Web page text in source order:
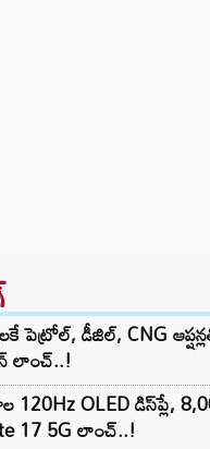
పెట్రోల్, డీజిల్, CNG
లాంచ్..!
120Hz OLED డిస్‌ప్లే,
17 5G లాంచ్..!